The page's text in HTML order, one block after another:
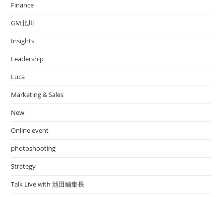
Finance
GM北川
Insights
Leadership
Luca
Marketing & Sales
New
Online event
photoshooting
Strategy
Talk Live with 池田編集長